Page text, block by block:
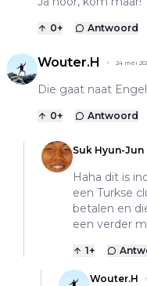
0+ Antwoord
Wouter.H 24 mei
Die gaat naat
0+ Antwoord
Suk Hyun-Jun
Haha dit is
een Turkse
betalen en
een verder
1+
Wouter.H